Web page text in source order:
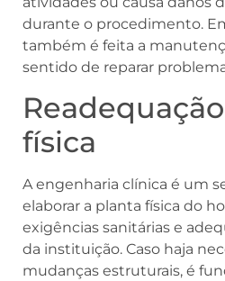
durante o procedimento.
também é feita a
sentido de reparar
física
A engenharia clínica é um
elaborar a planta física do
exigências sanitárias e
da instituição. Caso haja
mudanças estruturais, é